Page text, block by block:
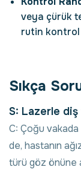
veya çürük
rutin kontrol
Sıkça
S: Lazerle
C: Çoğu
de, hastanın
türü göz önüne